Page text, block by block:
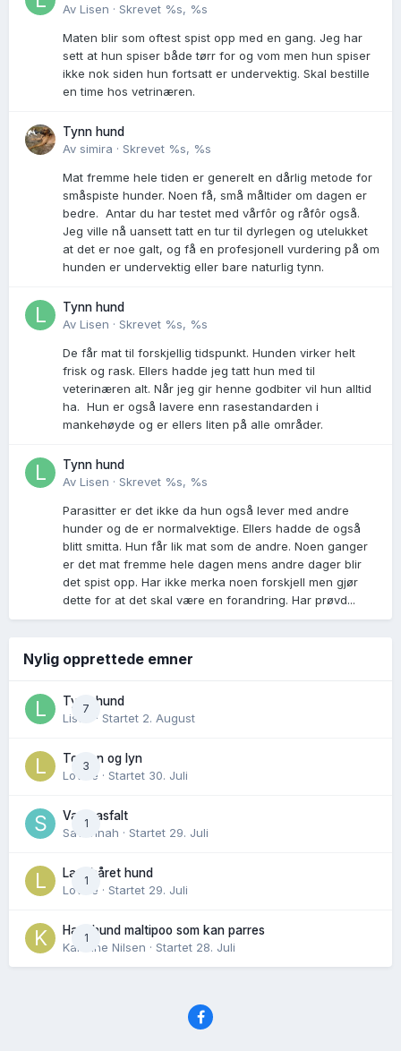
Av Lisen · Skrevet %s, %s
Maten blir som oftest spist opp med en gang. Jeg har
sett at hun spiser både tørr for og vom men hun spiser
ikke nok siden hun fortsatt er undervektig. Skal bestille
en time hos vetrinæren.
Tynn hund
Av simira · Skrevet %s, %s
Mat fremme hele tiden er generelt en dårlig metode for
småspiste hunder. Noen få, små måltider om dagen er
bedre. Antar du har testet med vårfôr og råfôr også.
Jeg ville nå uansett tatt en tur til dyrlegen og utelukket
at det er noe galt, og få en profesjonell vurdering på om
hunden er undervektig eller bare naturlig tynn.
Tynn hund
Av Lisen · Skrevet %s, %s
De får mat til forskjellig tidspunkt. Hunden virker helt
frisk og rask. Ellers hadde jeg tatt hun med til
veterinæren alt. Når jeg gir henne godbiter vil hun alltid
ha. Hun er også lavere enn rasestandarden i
mankehøyde og er ellers liten på alle områder.
Tynn hund
Av Lisen · Skrevet %s, %s
Parasitter er det ikke da hun også lever med andre
hunder og de er normalvektige. Ellers hadde de også
blitt smitta. Hun får lik mat som de andre. Noen ganger
er det mat fremme hele dagen mens andre dager blir
det spist opp. Har ikke merka noen forskjell men gjør
dette for at det skal være en forandring. Har prøvd...
Nylig opprettede emner
7
Tynn hund
Lisen
· Startet 2. August
3
Torden og lyn
Lovise · Startet 30. Juli
1
Varm asfalt
Savannah · Startet 29. Juli
1
Langhåret hund
Lovise · Startet 29. Juli
1
Hannhund maltipoo som kan parres
Karoline Nilsen · Startet 28. Juli